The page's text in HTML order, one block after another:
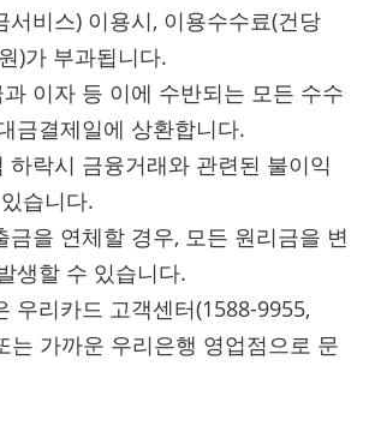
서비스) 이용시, 이용수수료(건당
)가 부과됩니다.
이자 등 이에 수반되는 모든 수수
금결제일에 상환합니다.
하락시 금융거래와 관련된 불이익
습니다.
금을 연체할 경우, 모든 원리금을 변
생할 수 있습니다.
우리카드 고객센터(1588-9955,
는 가까운 우리은행 영업점으로 문